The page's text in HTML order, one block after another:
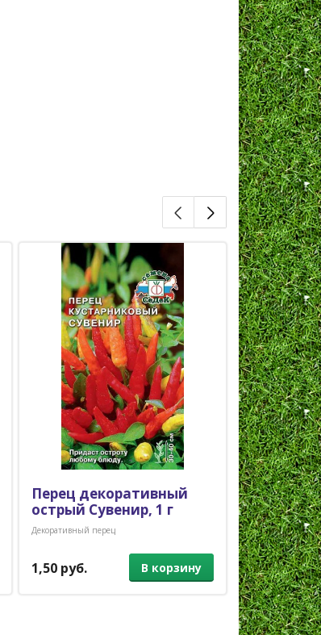
Перец декоративный
острый Сувенир, 1 г
Декоративный перец
1,50 руб. В корзину
Перец
Кроха
Декоративный
1,70 руб.